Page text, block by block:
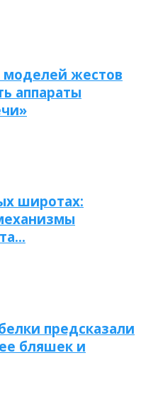
жестов
аппараты
широтах:
предсказали
бляшек и